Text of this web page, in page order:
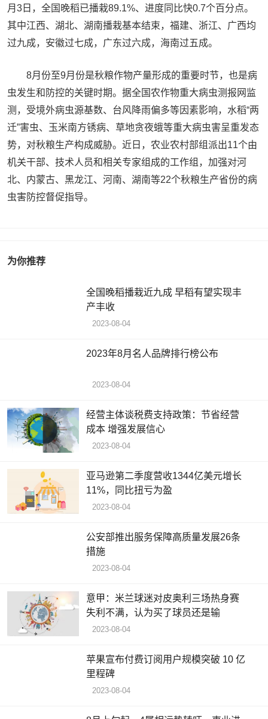
月3日，全国晚稻已播栽89.1%、进度同比快0.7个百分点。
其中江西、湖北、湖南播栽基本结束，福建、浙江、广西均
过九成，安徽过七成，广东过六成，海南过五成。
8月份至9月份是秋粮作物产量形成的重要时节，也是病
虫发生和防控的关键时期。据全国农作物重大病虫测报网监
测，受境外病虫源基数、台风降雨偏多等因素影响，水稻“两
迁”害虫、玉米南方锈病、草地贪夜蛾等重大病虫害呈重发态
势，对秋粮生产构成威胁。近日，农业农村部组派出11个由
机关干部、技术人员和相关专家组成的工作组，加强对河
北、内蒙古、黑龙江、河南、湖南等22个秋粮生产省份的病
虫害防控督促指导。
为你推荐
全国晚稻播栽近九成 早稻有望实现丰
产丰收
2023-08-04
2023年8月名人品牌排行榜公布
2023-08-04
经营主体谈税费支持政策：节省经营
成本 增强发展信心
2023-08-04
亚马逊第二季度营收1344亿美元增长
11%，同比扭亏为盈
2023-08-04
公安部推出服务保障高质量发展26条
措施
2023-08-04
意甲：米兰球迷对皮奥利三场热身赛
失利不满，认为买了球员还是输
2023-08-04
苹果宣布付费订阅用户规模突破 10 亿
里程碑
2023-08-04